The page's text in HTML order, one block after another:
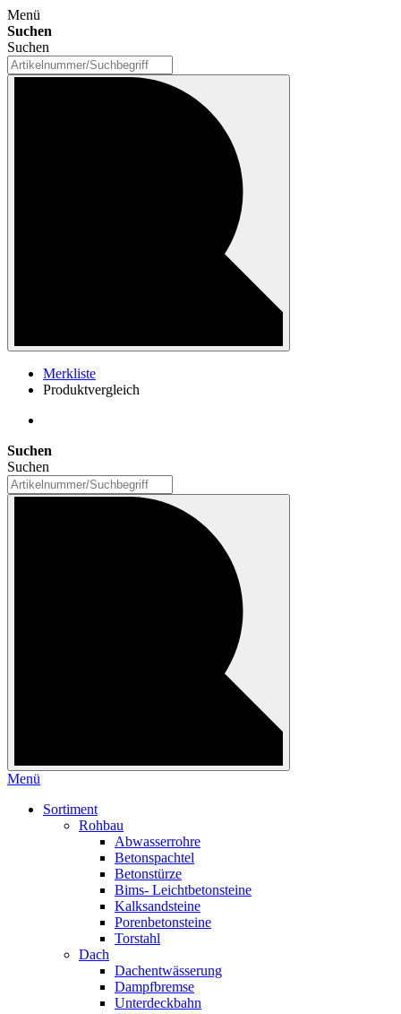
Menü
Suchen
Suchen
Merkliste
Produktvergleich
Suchen
Suchen
Menü
Sortiment
Rohbau
Abwasserrohre
Betonspachtel
Betonstürze
Bims- Leichtbetonsteine
Kalksandsteine
Porenbetonsteine
Torstahl
Dach
Dachentwässerung
Dampfbremse
Unterdeckbahn